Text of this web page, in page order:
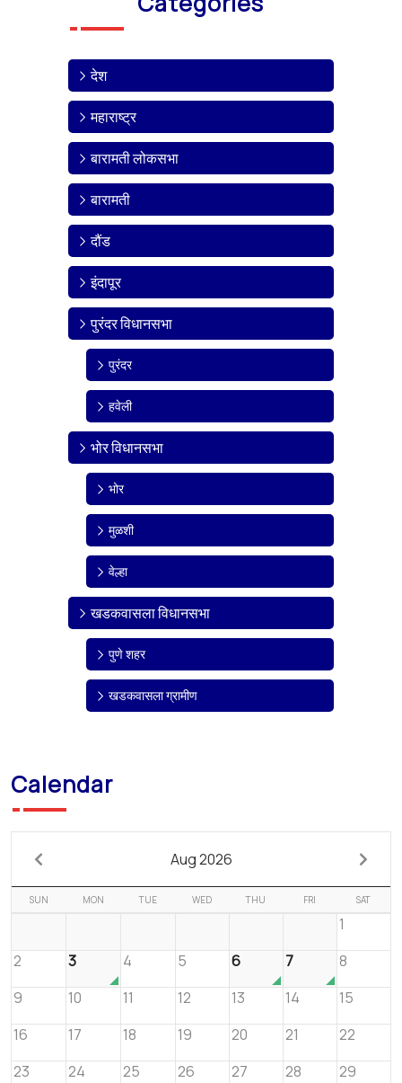
देश
महाराष्ट्र
बारामती लोकसभा
बारामती
दौंड
इंदापूर
पुरंदर विधानसभा
पुरंदर
हवेली
भोर विधानसभा
भोर
मुळशी
वेल्हा
खडकवासला विधानसभा
पुणे शहर
खडकवासला ग्रामीण
Calendar
Aug 2026
SUN MON TUE WED THU FRI SAT
1
2
3 4 5 6 7
8
9
10 11 12 13 14
15
16
17 18 19 20 21
22
23
24 25 26 27 28
29